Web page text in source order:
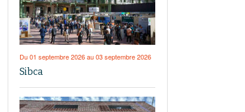
Du 01 septembre 2026 au 03 septembre 2026
Sibca